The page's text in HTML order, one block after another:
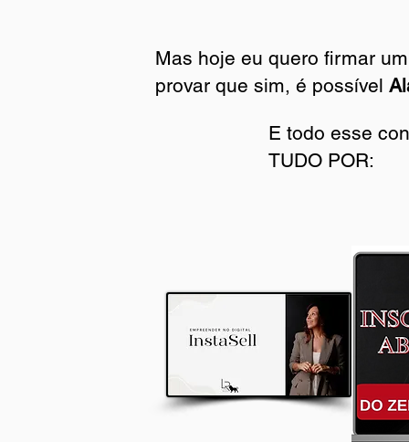
Mas hoje eu quero firmar
provar que sim, é possível
E todo esse
TUDO POR:
Welcome visitors to your
Double click